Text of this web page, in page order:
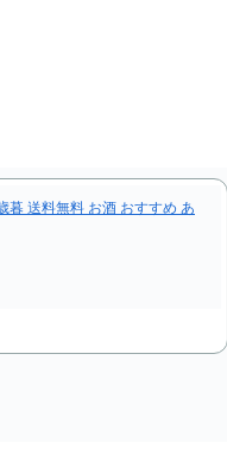
暮 送料無料 お酒 おすすめ あ